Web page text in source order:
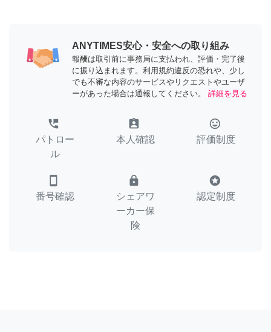
ANYTIMES安心・安全への取り組み
報酬は取引前に事務局に支払われ、評価・完了後
に振り込まれます。利用規約違反の恐れや、少し
でも不審な内容のサービスやリクエストやユーザ
ーがあった場合は通報してください。
詳細を見る
perm_phone_msg
パトロー
ル
assignment_ind
本人確認
tag_faces
評価制度
smartphone
番号確認
lock
シェアワ
ーカー保
険
stars
認定制度